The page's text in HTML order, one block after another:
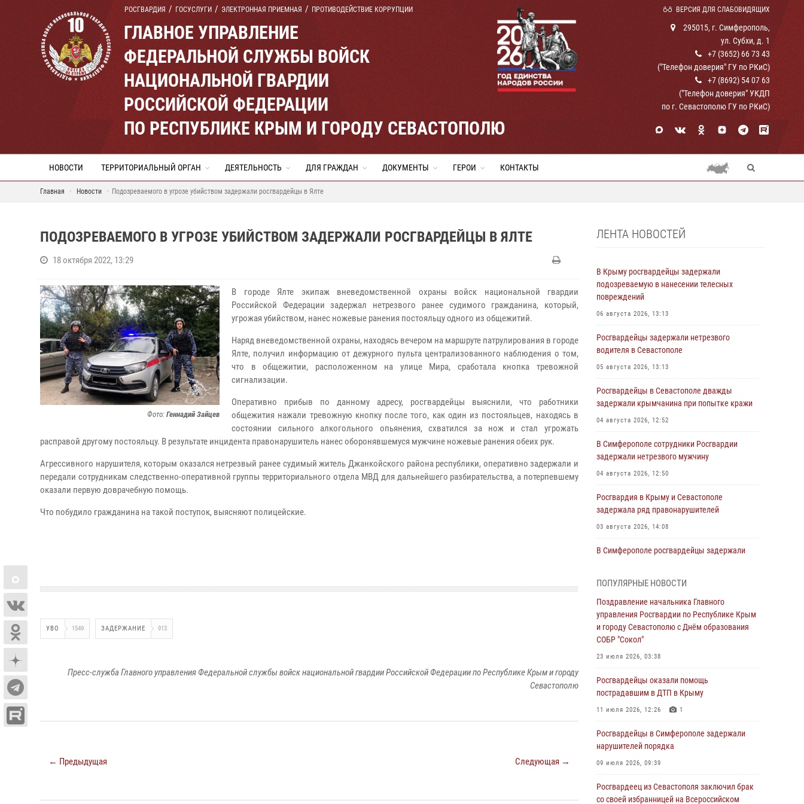
РОСГВАРДИЯ ГОСУСЛУГИ ЭЛЕКТРОННАЯ ПРИЕМНАЯ ПРОТИВОДЕЙСТВИЕ КОРРУПЦИИ ВЕРСИЯ ДЛЯ СЛАБОВИДЯЩИХ
ГЛАВНОЕ УПРАВЛЕНИЕ
ФЕДЕРАЛЬНОЙ СЛУЖБЫ ВОЙСК
НАЦИОНАЛЬНОЙ ГВАРДИИ
РОССИЙСКОЙ ФЕДЕРАЦИИ
ПО РЕСПУБЛИКЕ КРЫМ И ГОРОДУ СЕВАСТОПОЛЮ
295015, г. Симферополь,
ул. Субхи, д. 1
+7 (3652) 66 73 43
("Телефон доверия" ГУ по РКиС)
+7 (8692) 54 07 63
("Телефон доверия" УКДП
по г. Севастополю ГУ по РКиС)
НОВОСТИ ТЕРРИТОРИАЛЬНЫЙ ОРГАН ДЕЯТЕЛЬНОСТЬ ДЛЯ ГРАЖДАН ДОКУМЕНТЫ ГЕРОИ КОНТАКТЫ
Главная Новости Подозреваемого в угрозе убийством задержали росгвардейцы в Ялте
ПОДОЗРЕВАЕМОГО В УГРОЗЕ УБИЙСТВОМ ЗАДЕРЖАЛИ РОСГВАРДЕЙЦЫ В ЯЛТЕ
18 октября 2022, 13:29
Фото: Геннадий Зайцев
В городе Ялте экипаж вневедомственной охраны войск национальной гвардии
Российской Федерации задержал нетрезвого ранее судимого гражданина, который,
угрожая убийством, нанес ножевые ранения постояльцу одного из общежитий.
Наряд вневедомственной охраны, находясь вечером на маршруте патрулирования в городе
Ялте, получил информацию от дежурного пульта централизованного наблюдения о том,
что в общежитии, расположенном на улице Мира, сработала кнопка тревожной
сигнализации.
Оперативно прибыв по данному адресу, росгвардейцы выяснили, что работники
общежития нажали тревожную кнопку после того, как один из постояльцев, находясь в
состоянии сильного алкогольного опьянения, схватился за нож и стал угрожать
расправой другому постояльцу. В результате инцидента правонарушитель нанес оборонявшемуся мужчине ножевые ранения обеих рук.
Агрессивного нарушителя, которым оказался нетрезвый ранее судимый житель Джанкойского района республики, оперативно задержали и
передали сотрудникам следственно-оперативной группы территориального отдела МВД для дальнейшего разбирательства, а потерпевшему
оказали первую доврачебную помощь.
Что побудило гражданина на такой поступок, выясняют полицейские.
УВО 1549 ЗАДЕРЖАНИЕ 913
Пресс-служба Главного управления Федеральной службы войск национальной гвардии Российской Федерации по Республике Крым и городу
Севастополю
← Предыдущая Следующая →
ЛЕНТА НОВОСТЕЙ
В Крыму росгвардейцы задержали
подозреваемую в нанесении телесных
повреждений
06 августа 2026, 13:13
Росгвардейцы задержали нетрезвого
водителя в Севастополе
05 августа 2026, 13:13
Росгвардейцы в Севастополе дважды
задержали крымчанина при попытке кражи
04 августа 2026, 12:52
В Симферополе сотрудники Росгвардии
задержали нетрезвого мужчину
04 августа 2026, 12:50
Росгвардия в Крыму и Севастополе
задержала ряд правонарушителей
03 августа 2026, 14:08
В Симферополе росгвардейцы задержали
Росгвардейцы оперативно задержали
нарушителя на охраняемом объекте в
Севастополе
30 июля 2026, 12:13
Росгвардейцы Севастополя пресекли
противоправные действия на охраняемом
объекте
Росгвардейцы Крыма и Севастополя
отметили День Крещения Руси
В Симферополе сотрудники Росгвардии
ПОПУЛЯРНЫЕ НОВОСТИ
Поздравление начальника Главного
управления Росгвардии по Республике Крым
и городу Севастополю с Днём образования
СОБР "Сокол"
23 июля 2026, 03:38
Росгвардейцы оказали помощь
пострадавшим в ДТП в Крыму
11 июля 2026, 12:26 1
Росгвардейцы в Симферополе задержали
нарушителей порядка
09 июля 2026, 09:39
Росгвардеец из Севастополя заключил брак
со своей избранницей на Всероссийском